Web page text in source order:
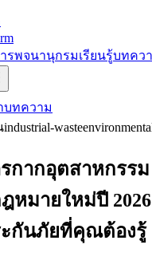
รพจนานุกรมเรียนรู้บทคว
บทความ
industrial-waste
กากอุตสาหกรร
ฎหมายใหม่ปี
กันภัยที่คุณต้องรู้